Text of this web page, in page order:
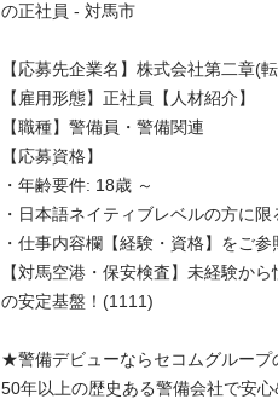
の正社員 - 対馬市
【応募先企業名】株式会社第二章(
【雇用形態】正社員【人材紹介】
【職種】警備員・警備関連
【応募資格】
・年齢要件: 18歳 ～
・日本語ネイティブレベルの方に限
・仕事内容欄【経験・資格】をご参
【対馬空港・保安検査】未経験か
の安定基盤！(1111)
★警備デビューならセコムグループ
50年以上の歴史ある警備会社で安心